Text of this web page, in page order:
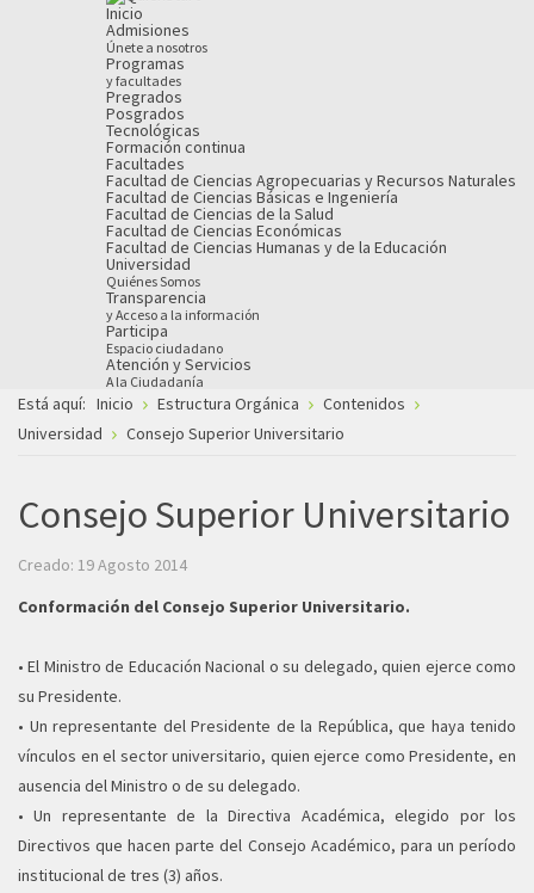
Inicio
Admisiones
Únete a nosotros
Programas
y facultades
Pregrados
Posgrados
Tecnológicas
Formación continua
Facultades
Facultad de Ciencias Agropecuarias y Recursos Naturales
Facultad de Ciencias Básicas e Ingeniería
Facultad de Ciencias de la Salud
Facultad de Ciencias Económicas
Facultad de Ciencias Humanas y de la Educación
Universidad
Quiénes Somos
Transparencia
y Acceso a la información
Participa
Espacio ciudadano
Atención y Servicios
A la Ciudadanía
Está aquí: Inicio Estructura Orgánica
Contenidos
Universidad
Consejo Superior Universitario
Consejo Superior Universitario
Creado: 19 Agosto 2014
Conformación del Consejo Superior Universitario.
• El Ministro de Educación Nacional o su delegado, quien ejerce como
su Presidente.
• Un representante del Presidente de la República, que haya tenido
vínculos en el sector universitario, quien ejerce como Presidente, en
ausencia del Ministro o de su delegado.
• Un representante de la Directiva Académica, elegido por los
Directivos que hacen parte del Consejo Académico, para un período
institucional de tres (3) años.